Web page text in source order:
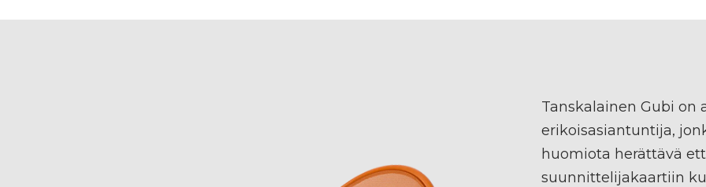
Tanskalainen Gubi
erikoisasiantuntija,
huomiota herättävä
suunnittelijakaartiin